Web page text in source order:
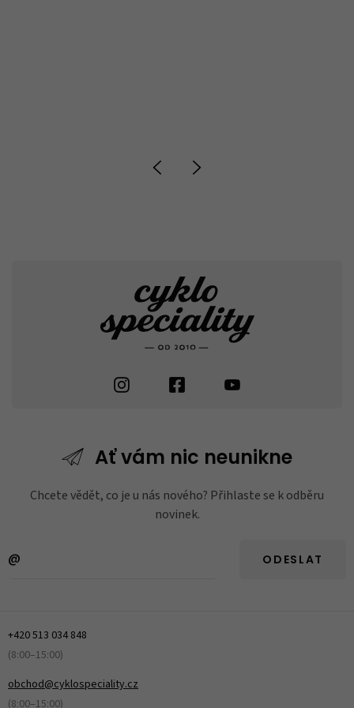
Ať vám nic neunikne
Chcete vědět, co je u nás nového? Přihlaste se k odběru
novinek.
ODESLAT
+420 513 034 848
(8:00–15:00)
obchod@cyklospeciality.cz
(8:00–15:00)